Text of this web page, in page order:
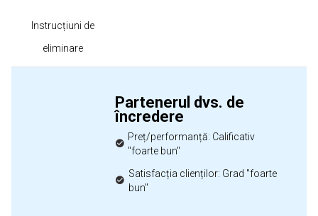
Instrucțiuni de
eliminare
Partenerul dvs. de
încredere
Preț/performanță: Calificativ
"foarte bun"
Satisfacția clienților: Grad "foarte
bun"